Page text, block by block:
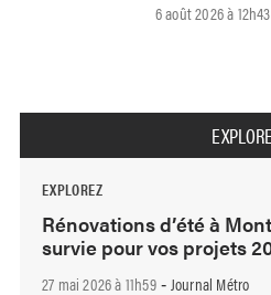
6 août 2026 à 12h43
EXPLOREZ
Rénovations d’été à
survie pour vos projets
27 mai 2026 à 11h59- Journal Métro